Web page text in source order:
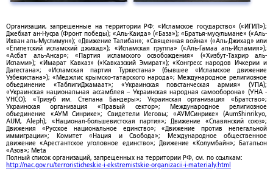
Организации, запрещенные на территории РФ: «Исламское государство» («ИГИЛ»);
Джебхат ан-Нусра (Фронт победы); «Аль-Каида» («База»); «Братья-мусульмане» («Аль-
Ихван аль-Муслимун»); «Движение Талибан»; «Священная война» («Аль-Джихад» или
«Египетский исламский джихад»); «Исламская группа» («Аль-Гамаа аль-Исламия»);
«Асбат аль-Ансар»; «Партия исламского освобождения» («Хизбут-Тахрир аль-
Ислами»); «Имарат Кавказ» («Кавказский Эмират»); «Конгресс народов Ичкерии и
Дагестана»; «Исламская партия Туркестана» (бывшее «Исламское движение
Узбекистана»); «Меджлис крымско-татарского народа»; Международное религиозное
объединение «ТаблигиДжамаат»; «Украинская повстанческая армия» (УПА);
«Украинская национальная ассамблея – Украинская народная самооборона» (УНА -
УНСО); «Тризуб им. Степана Бандеры»; Украинская организация «Братство»;
Украинская организация «Правый сектор»; Международное религиозное
объединение «АУМ Синрике»; Свидетели Иеговы; «АУМСинрике» (AumShinrikyo,
AUM, Aleph); «Национал-большевистская партия»; Движение «Славянский союз»;
Движения «Русское национальное единство»; «Движение против нелегальной
иммиграции»; Комитет «Нация и Свобода»; Международное общественное
движение «Арестантское уголовное единство»; Движение «Колумбайн»; Батальон
«Азов»; Meta
Полный список организаций, запрещенных на территории РФ, см. по ссылкам:
http://nac.gov.ru/terroristicheskie-i-ekstremistskie-organizacii-i-materialy.html